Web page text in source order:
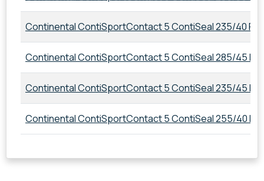
Continental ContiSportContact 5 ContiSeal 235/40
Continental ContiSportContact 5 ContiSeal 285/45 R21
Continental ContiSportContact 5 ContiSeal 235/45
Continental ContiSportContact 5 ContiSeal 255/40 R21